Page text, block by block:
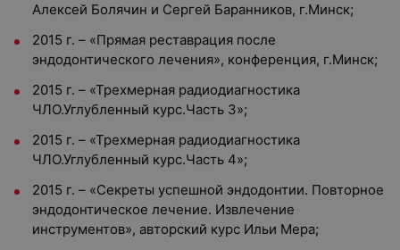
Алексей Болячин и Сергей Баранников, г.Минск;
2015 г. – «Прямая реставрация после
эндодонтического лечения», конференция, г.Минск;
2015 г. – «Трехмерная радиодиагностика
ЧЛО.Углубленный курс.Часть 3»;
2015 г. – «Трехмерная радиодиагностика
ЧЛО.Углубленный курс.Часть 4»;
2015 г. – «Секреты успешной эндодонтии. Повторное
эндодонтическое лечение. Извлечение
инструментов», авторский курс Ильи Мера;